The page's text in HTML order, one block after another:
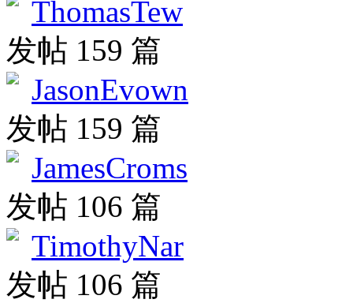
ThomasTew
发帖 159 篇
JasonEvown
发帖 159 篇
JamesCroms
发帖 106 篇
TimothyNar
发帖 106 篇